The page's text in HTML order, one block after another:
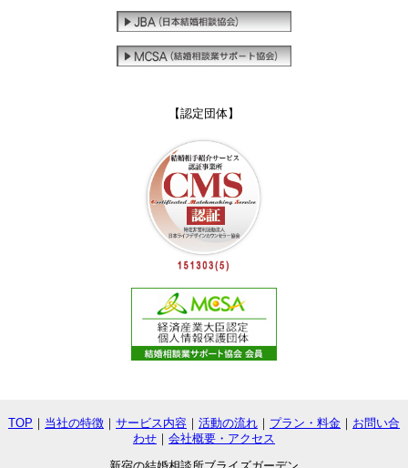
【認定団体】
TOP ｜ 当社の特徴 ｜ サービス内容 ｜ 活動の流れ ｜ プラン・料金 ｜ お問い合
わせ ｜ 会社概要・アクセス